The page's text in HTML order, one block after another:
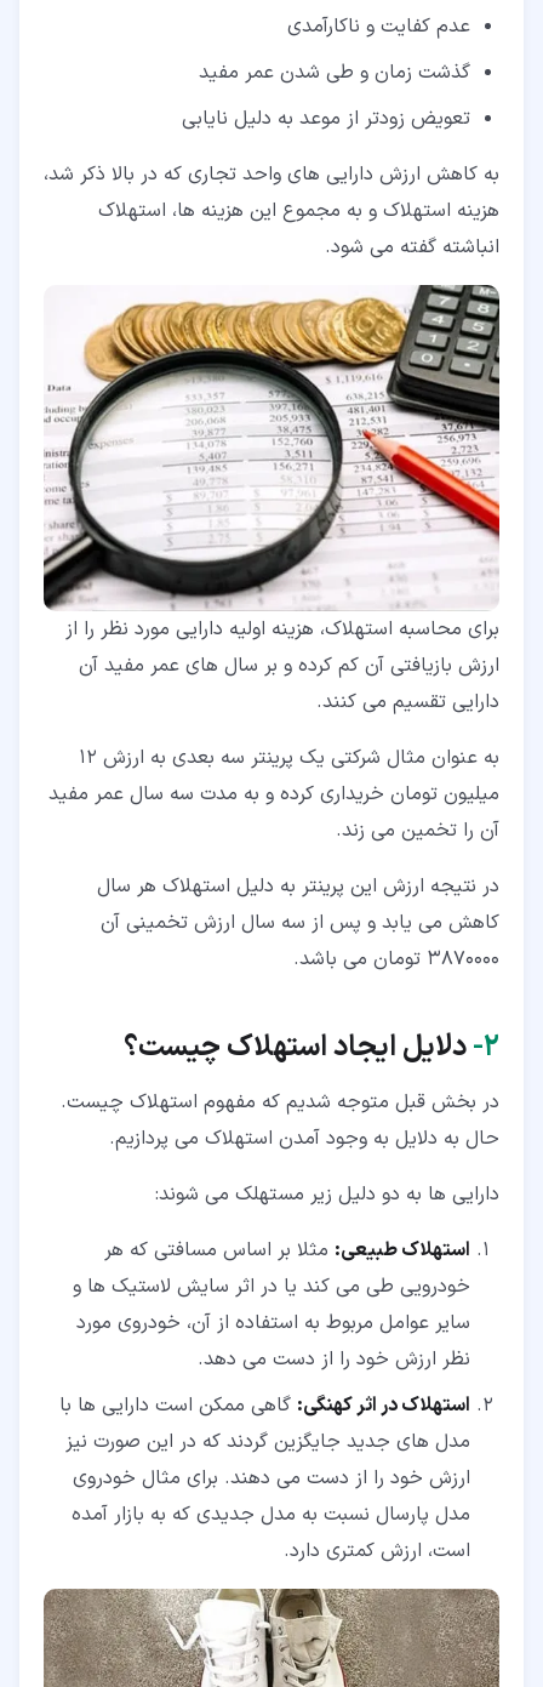
عدم کفایت و ناکارآمدی
گذشت زمان و طی شدن عمر مفید
تعویض زودتر از موعد به دلیل نایابی
به کاهش ارزش دارایی های واحد تجاری که در بالا ذکر شد،
هزینه استهلاک و به مجموع این هزینه ها، استهلاک
انباشته گفته می شود.
برای محاسبه استهلاک، هزینه اولیه دارایی مورد نظر را از
ارزش بازیافتی آن کم کرده و بر سال های عمر مفید آن
دارایی تقسیم می کنند.
به عنوان مثال شرکتی یک پرینتر سه بعدی به ارزش 12
میلیون تومان خریداری کرده و به مدت سه سال عمر مفید
آن را تخمین می زند.
در نتیجه ارزش این پرینتر به دلیل استهلاک هر سال
کاهش می یابد و پس از سه سال ارزش تخمینی آن
3870000 تومان می باشد.
۲‏- دلایل ایجاد استهلاک چیست؟
در بخش قبل متوجه شدیم که مفهوم استهلاک چیست.
حال به دلایل به وجود آمدن استهلاک می پردازیم.
دارایی ها به دو دلیل زیر مستهلک می شوند:
استهلاک طبیعی: مثلا بر اساس مسافتی که هر
خودرویی طی می کند یا در اثر سایش لاستیک ها و
سایر عوامل مربوط به استفاده از آن، خودروی مورد
نظر ارزش خود را از دست می دهد.
استهلاک در اثر کهنگی: گاهی ممکن است دارایی ها با
مدل های جدید جایگزین گردند که در این صورت نیز
ارزش خود را از دست می دهند. برای مثال خودروی
مدل پارسال نسبت به مدل جدیدی که به بازار آمده
است، ارزش کمتری دارد.